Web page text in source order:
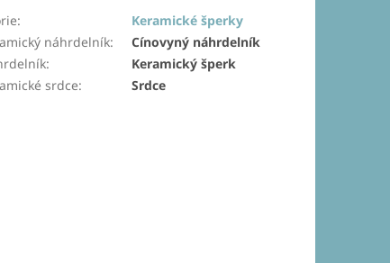
:
Keramické šperky
náhrdelník:
Cínovyný náhrdelník
:
Keramický šperk
srdce: Srdce